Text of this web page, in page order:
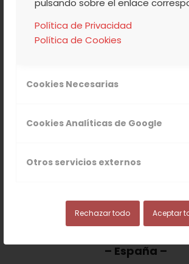
pulsando sobre el enlace
Política de Privacidad
Política de Cookies
Cookies Necesarias
Cookies Analíticas de Google
Otros servicios externos
Rechazar todo Aceptar
CONTACTA
NOSOTROS
Agrupación de
– España –